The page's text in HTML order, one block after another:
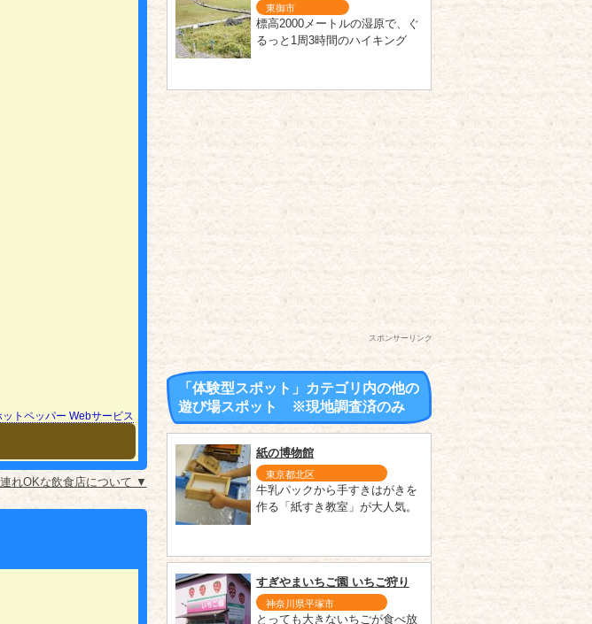
ットペッパー Webサービス
れOKな飲食店について ▼
東御市
標高2000メートルの湿原で、ぐ
るっと1周3時間のハイキング
スポンサーリンク
「体験型スポット」カテゴリ内の他の
遊び場スポット ※現地調査済のみ
紙の博物館
東京都北区
牛乳パックから手すきはがきを
作る「紙すき教室」が大人気。
すぎやまいちご園 いちご狩り
神奈川県平塚市
とっても大きないちごが食べ放